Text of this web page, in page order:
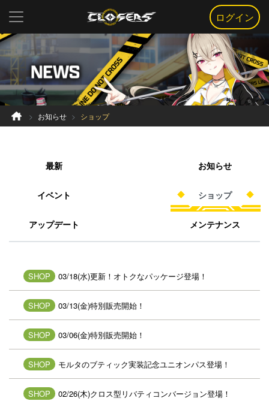
ログイン
お知らせ ショップ
最新 お知らせ
イベント ショップ
アップデート メンテナンス
SHOP 03/18(水)更新！オトクなパッケージ登場！
SHOP 03/13(金)特別販売開始！
SHOP 03/06(金)特別販売開始！
SHOP モルタのブティック実装記念ユニオンパス登場！
SHOP 02/26(木)クロス型リバティコンバージョン登場！